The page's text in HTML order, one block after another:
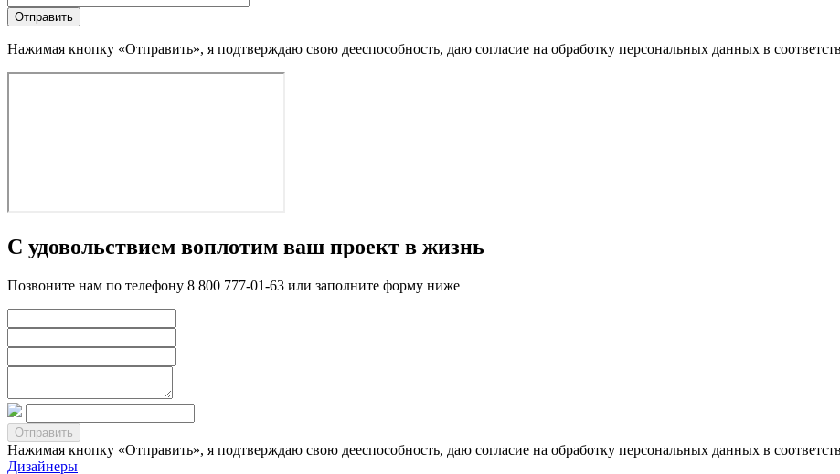
Нажимая кнопку «Отправить», я подтверждаю свою дееспособность, даю согласие на обработку персональных данных в
С удовольствием воплотим ваш проект в жизнь
Позвоните нам по телефону 8 800 777-01-63 или заполните форму ниже
Нажимая кнопку «Отправить», я подтверждаю свою дееспособность, даю согласие на обработку персональных данных в
Дизайнеры